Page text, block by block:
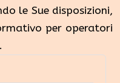
le Sue disposizioni,
per operatori